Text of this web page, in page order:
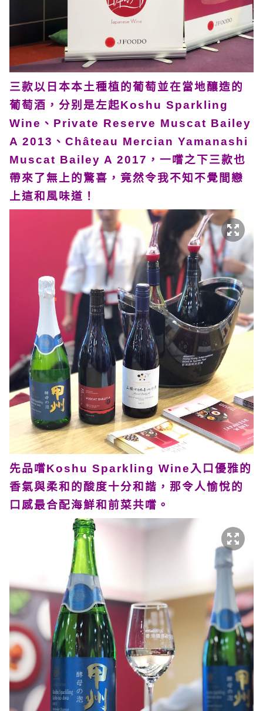
三款以日本本土種植的葡萄並在當地釀造的
葡萄酒，分别是左起Koshu Sparkling
Wine、Private Reserve Muscat Bailey
A 2013、Château Mercian Yamanashi
Muscat Bailey A 2017，一嚐之下三款也
帶來了無上的驚喜，竟然令我不知不覺間戀
上這和風味道！
先品嚐Koshu Sparkling Wine入口優雅的
香氣與柔和的酸度十分和諧，那令人愉悅的
口感最合配海鮮和前菜共嚐。